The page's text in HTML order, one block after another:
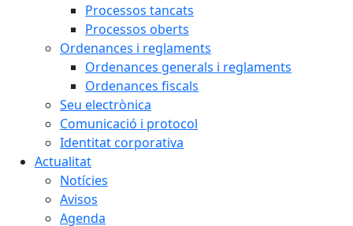
Processos tancats
Processos oberts
Ordenances i reglaments
Ordenances generals i reglaments
Ordenances fiscals
Seu electrònica
Comunicació i protocol
Identitat corporativa
Actualitat
Notícies
Avisos
Agenda